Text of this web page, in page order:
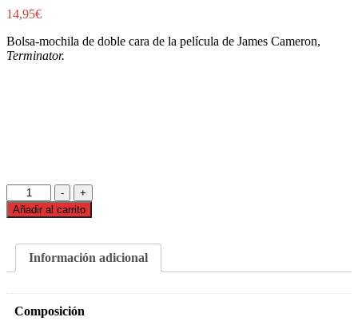
14,95€
Bolsa-mochila de doble cara de la película de James Cameron,
Terminator.
-
Bolsa
Terminator
cantidad
+
Añadir al carrito
Información adicional
Composición